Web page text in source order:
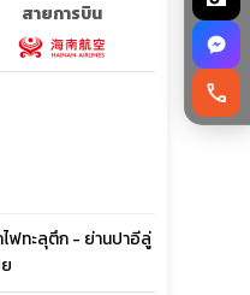
สายการบิน
ฟทะลุตึก - ย่านปาอีลู่
call